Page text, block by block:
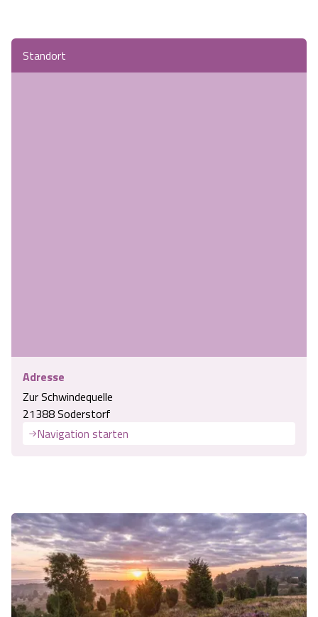
Standort
Adresse
Zur Schwindequelle
21388 Soderstorf
Navigation starten